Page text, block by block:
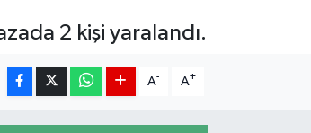
2 kişi yaralandı.
A- A+